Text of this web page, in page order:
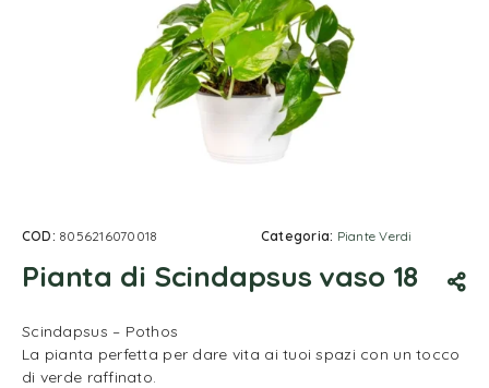
COD: 8056216070018 Categoria: Piante Verdi
Pianta di Scindapsus vaso 18
Scindapsus – Pothos
La pianta perfetta per dare vita ai tuoi spazi con un tocco
di verde raffinato.